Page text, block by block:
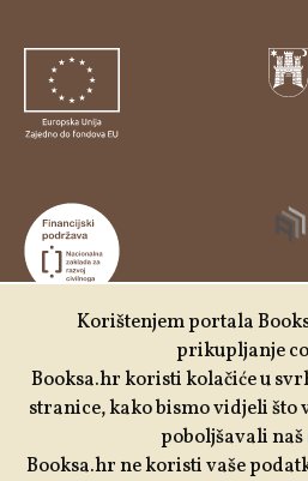
Udruga Kulturtreger je korisnik
Nacionalne zaklade za razvoj
stabilizaciju i/ili razvoj udruge u
društvenog razvoja.
Korištenjem portala
prikupljanje
Booksa.hr koristi kolačiće u
stranice, kako bismo vidjeli što
poboljšavali naš
Booksa.hr ne koristi vaše